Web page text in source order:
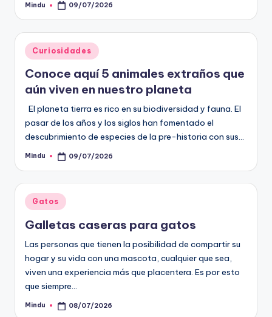
Publicado
Mindu 09/07/2026
Publicado
en
Curiosidades
Conoce aquí 5 animales extraños que
aún viven en nuestro planeta
El planeta tierra es rico en su biodiversidad y fauna. El
pasar de los años y los siglos han fomentado el
descubrimiento de especies de la pre-historia con sus…
Publicado
Mindu 09/07/2026
Publicado
en
Gatos
Galletas caseras para gatos
Las personas que tienen la posibilidad de compartir su
hogar y su vida con una mascota, cualquier que sea,
viven una experiencia más que placentera. Es por esto
que siempre…
Publicado
Mindu 08/07/2026